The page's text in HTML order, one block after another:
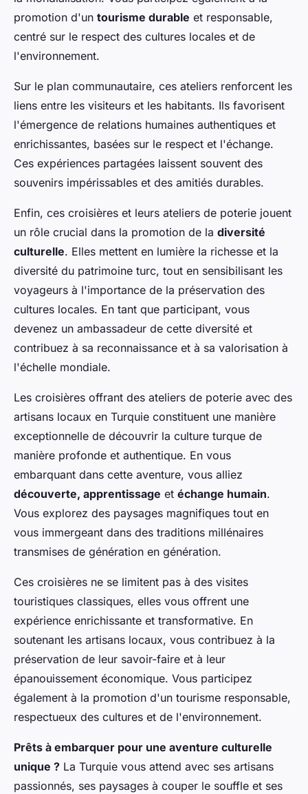
promotion d'un tourisme durable et responsable,
centré sur le respect des cultures locales et de
l'environnement.
Sur le plan communautaire, ces ateliers renforcent les
liens entre les visiteurs et les habitants. Ils favorisent
l'émergence de relations humaines authentiques et
enrichissantes, basées sur le respect et l'échange.
Ces expériences partagées laissent souvent des
souvenirs impérissables et des amitiés durables.
Enfin, ces croisières et leurs ateliers de poterie jouent
un rôle crucial dans la promotion de la diversité
culturelle. Elles mettent en lumière la richesse et la
diversité du patrimoine turc, tout en sensibilisant les
voyageurs à l'importance de la préservation des
cultures locales. En tant que participant, vous
devenez un ambassadeur de cette diversité et
contribuez à sa reconnaissance et à sa valorisation à
l'échelle mondiale.
Les croisières offrant des ateliers de poterie avec des
artisans locaux en Turquie constituent une manière
exceptionnelle de découvrir la culture turque de
manière profonde et authentique. En vous
embarquant dans cette aventure, vous alliez
découverte, apprentissage et échange humain.
Vous explorez des paysages magnifiques tout en
vous immergeant dans des traditions millénaires
transmises de génération en génération.
Ces croisières ne se limitent pas à des visites
touristiques classiques, elles vous offrent une
expérience enrichissante et transformative. En
soutenant les artisans locaux, vous contribuez à la
préservation de leur savoir-faire et à leur
épanouissement économique. Vous participez
également à la promotion d'un tourisme responsable,
respectueux des cultures et de l'environnement.
Prêts à embarquer pour une aventure culturelle
unique ? La Turquie vous attend avec ses artisans
passionnés, ses paysages à couper le souffle et ses